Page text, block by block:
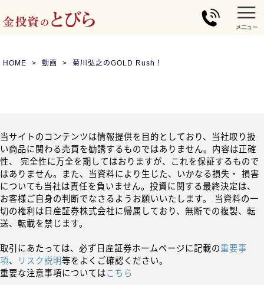
HOME 動画 菊川弘之のGOLD Rush！
当サイトのコンテンツは情報提供を目的としており、当社取り扱
い商品に関わる売買を勧誘するものではありません。内容は正確
性、 完全性に万全を期してはおりますが、これを保証するもので
はありません。また、当資料により生じた、いかなる損失・ 損害
についても当社は責任を負いません。投資に関する最終決定は、
お客様ご自身の判断でなさるようお願いいたします。 当資料の一
切の権利は日産証券株式会社に帰属しており、無断での複製、転
送、転載を禁じます。
取引にあたっては、必ず日産証券ホームページに記載の重要事
項、 リスク説明等をよくご確認ください。
重要な注意事項についてはこちら